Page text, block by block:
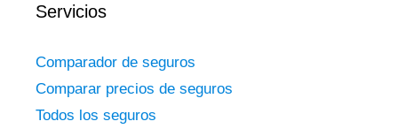
Servicios
Comparador de seguros
Comparar precios de seguros
Todos los seguros